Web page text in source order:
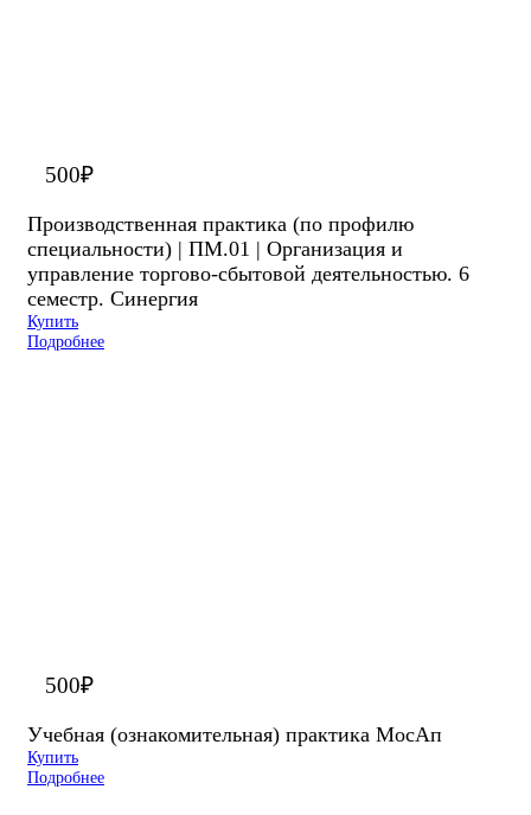
500₽
Производственная практика (по профилю
специальности) | ПМ.01 | Организация и
управление торгово-сбытовой деятельностью. 6
семестр. Синергия
Купить
Подробнее
500₽
Учебная (ознакомительная) практика МосАп
Купить
Подробнее